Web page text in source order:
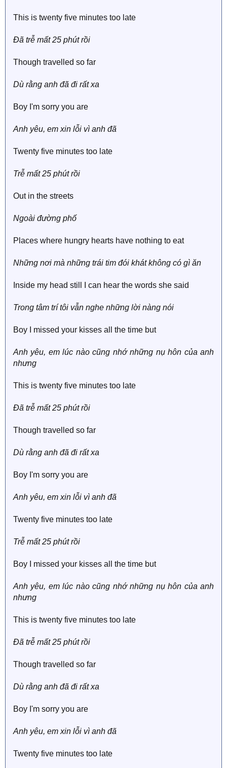
This is twenty five minutes too late
Đã trễ mất 25 phút rồi
Though travelled so far
Dù rằng anh đã đi rất xa
Boy I'm sorry you are
Anh yêu, em xin lỗi vì anh đã
Twenty five minutes too late
Trễ mất 25 phút rồi
Out in the streets
Ngoài đường phố
Places where hungry hearts have nothing to eat
Những nơi mà những trái tim đói khát không có gì ăn
Inside my head still I can hear the words she said
Trong tâm trí tôi vẫn nghe những lời nàng nói
Boy I missed your kisses all the time but
Anh yêu, em lúc nào cũng nhớ những nụ hôn của anh
nhưng
This is twenty five minutes too late
Đã trễ mất 25 phút rồi
Though travelled so far
Dù rằng anh đã đi rất xa
Boy I'm sorry you are
Anh yêu, em xin lỗi vì anh đã
Twenty five minutes too late
Trễ mất 25 phút rồi
Boy I missed your kisses all the time but
Anh yêu, em lúc nào cũng nhớ những nụ hôn của anh
nhưng
This is twenty five minutes too late
Đã trễ mất 25 phút rồi
Though travelled so far
Dù rằng anh đã đi rất xa
Boy I'm sorry you are
Anh yêu, em xin lỗi vì anh đã
Twenty five minutes too late